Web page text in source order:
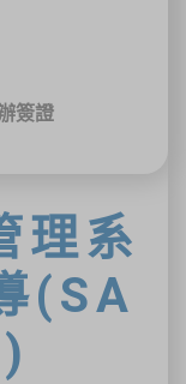
簽證
理系
(SA